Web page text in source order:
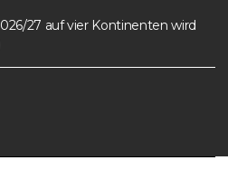
27 auf vier Kontinenten wird